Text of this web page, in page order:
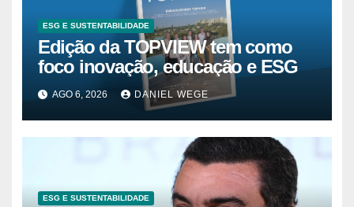
ESG E SUSTENTABILIDADE
Edição da TOPVIEW tem como
foco inovação, educação e ESG
AGO 6, 2026 DANIEL WEGE
ESG E SUSTENTABILIDADE